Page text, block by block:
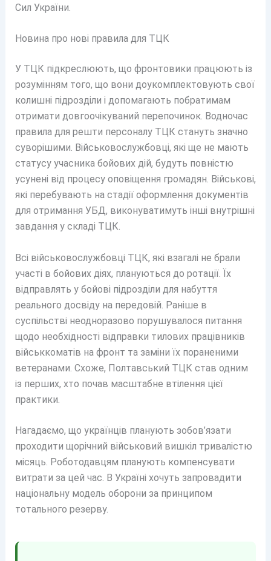
Сил України.
Новина про нові правила для ТЦК
У ТЦК підкреслюють, що фронтовики працюють із
розумінням того, що вони доукомплектовують свої
колишні підрозділи і допомагають побратимам
отримати довгоочікуваний перепочинок. Водночас
правила для решти персоналу ТЦК стануть значно
суворішими. Військовослужбовці, які ще не мають
статусу учасника бойових дій, будуть повністю
усунені від процесу оповіщення громадян. Військові,
які перебувають на стадії оформлення документів
для отримання УБД, виконуватимуть інші внутрішні
завдання у складі ТЦК.
Всі військовослужбовці ТЦК, які взагалі не брали
участі в бойових діях, плануються до ротації. Їх
відправлять у бойові підрозділи для набуття
реального досвіду на передовій. Раніше в
суспільстві неодноразово порушувалося питання
щодо необхідності відправки тилових працівників
військкоматів на фронт та заміни їх пораненими
ветеранами. Схоже, Полтавський ТЦК став одним
із перших, хто почав масштабне втілення цієї
практики.
Нагадаємо, що українців планують зобов’язати
проходити щорічний військовий вишкіл тривалістю
місяць. Роботодавцям планують компенсувати
витрати за цей час. В Україні хочуть запровадити
національну модель оборони за принципом
тотального резерву.